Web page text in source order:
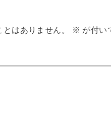
はありません。 ※ が付い